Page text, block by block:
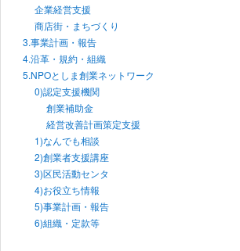
企業経営支援
商店街・まちづくり
3.事業計画・報告
4.沿革・規約・組織
5.NPOとしま創業ネットワーク
0)認定支援機関
創業補助金
経営改善計画策定支援
1)なんでも相談
2)創業者支援講座
3)区民活動センタ
4)お役立ち情報
5)事業計画・報告
6)組織・定款等